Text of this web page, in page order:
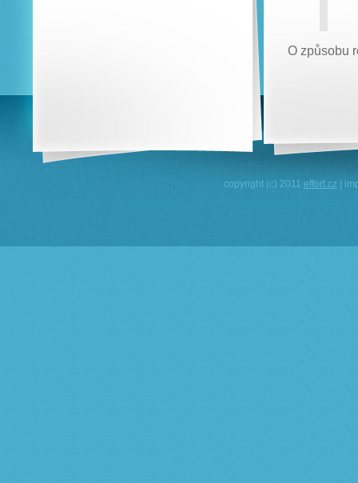
O způsobu
copyright (c) 2011 effort.cz |